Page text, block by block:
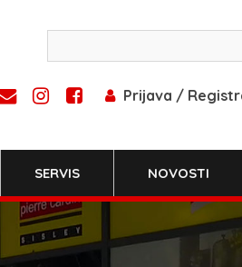
Prijava /
SERVIS NOVOSTI